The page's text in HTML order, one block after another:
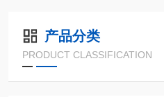
产品分类
PRODUCT CLASSIFICATION